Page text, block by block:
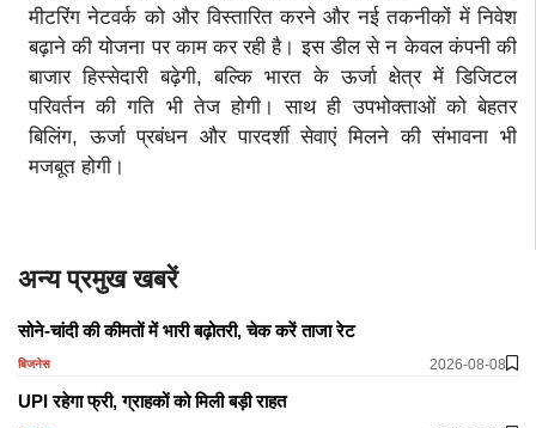
मीटरिंग नेटवर्क को और विस्तारित करने और नई तकनीकों में निवेश
बढ़ाने की योजना पर काम कर रही है। इस डील से न केवल कंपनी की
बाजार हिस्सेदारी बढ़ेगी, बल्कि भारत के ऊर्जा क्षेत्र में डिजिटल
परिवर्तन की गति भी तेज होगी। साथ ही उपभोक्ताओं को बेहतर
बिलिंग, ऊर्जा प्रबंधन और पारदर्शी सेवाएं मिलने की संभावना भी
मजबूत होगी।
अन्य प्रमुख खबरें
सोने-चांदी की कीमतों में भारी बढ़ोतरी, चेक करें ताजा रेट
बिजनेस 2026-08-08
​​​​​​​UPI रहेगा फ्री, ग्राहकों को मिली बड़ी राहत